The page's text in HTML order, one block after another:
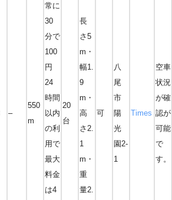
–
550
m
常に
30
分で
100
円
24
時間
以内
の利
用で
最大
料金
は4
20
台
長
さ5
m・
幅1.
9
m・
高
さ2.
1
m・
重
量2.
可
八
尾
市
陽
光
園2-
1
Times
空車
状況
が確
認が
可能
で
す。